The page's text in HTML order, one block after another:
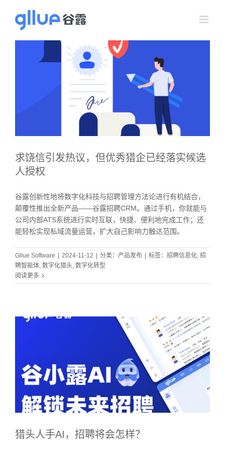
求饶信引发热议，但优秀猎企已经落实候选
人授权
谷露创新性地将数字化科技与招聘管理方法论进行有机结合，
颠覆性推出全新产品——谷露招聘CRM。通过手机，你就能与
公司内部ATS系统进行实时互联，快捷、便利地完成工作；还
能轻松实现私域流量运营，扩大自己影响力触达范围。
Gllue Software 2024-11-12 分类： 产品发布 标签： 招聘信息化, 招
聘智能体, 数字化猎头, 数字化转型
阅读更多
猎头人手AI，招聘将会怎样？